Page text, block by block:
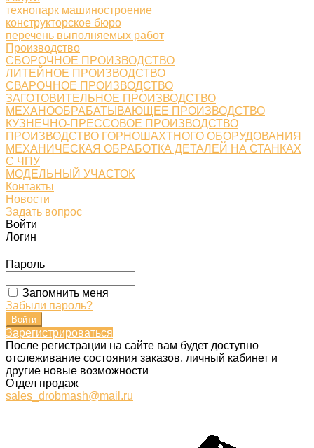
технопарк машиностроение
конструкторское бюро
перечень выполняемых работ
Производство
СБОРОЧНОЕ ПРОИЗВОДСТВО
ЛИТЕЙНОЕ ПРОИЗВОДСТВО
СВАРОЧНОЕ ПРОИЗВОДСТВО
ЗАГОТОВИТЕЛЬНОЕ ПРОИЗВОДСТВО
МЕХАНООБРАБАТЫВАЮЩЕЕ ПРОИЗВОДСТВО
КУЗНЕЧНО-ПРЕССОВОЕ ПРОИЗВОДСТВО
ПРОИЗВОДСТВО ГОРНОШАХТНОГО ОБОРУДОВАНИЯ
МЕХАНИЧЕСКАЯ ОБРАБОТКА ДЕТАЛЕЙ НА СТАНКАХ
С ЧПУ
МОДЕЛЬНЫЙ УЧАСТОК
Контакты
Новости
Задать вопрос
Войти
Логин
Пароль
Запомнить меня
Забыли пароль?
Зарегистрироваться
После регистрации на сайте вам будет доступно
отслеживание состояния заказов, личный кабинет и
другие новые возможности
Отдел продаж
sales_drobmash@mail.ru